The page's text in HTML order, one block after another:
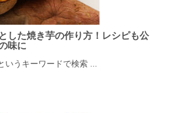
した焼き芋の作り方！レシピも公
味に
うキーワードで検索 ...